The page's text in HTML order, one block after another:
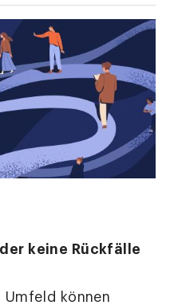
keine Rückfälle
Umfeld können